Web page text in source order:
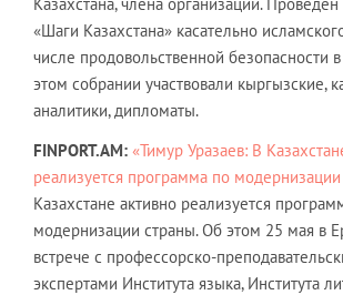
«Шаги Казахстана» касательно
числе продовольственной безопасности
этом собрании участвовали кыргызские,
аналитики, дипломаты.
FINPORT.AM: «Тимур Уразаев: В
реализуется программа по
Казахстане активно реализуется
модернизации страны. Об этом 25 мая в
встрече с профессорско-
экспертами Института языка, Института